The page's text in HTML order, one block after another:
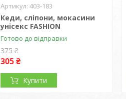
403-183
Кеди, сліпони, мокасини
унісекс FASHION
Готово до відправки
375 ₴
305 ₴
Купити